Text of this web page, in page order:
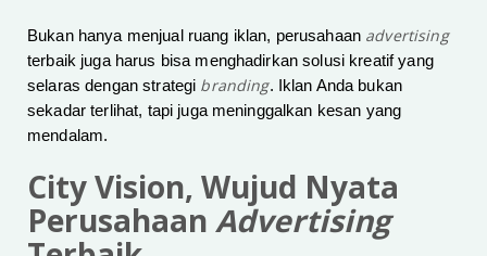
Bukan hanya menjual ruang iklan, perusahaan advertising
terbaik juga harus bisa menghadirkan solusi kreatif yang
selaras dengan strategi branding. Iklan Anda bukan
sekadar terlihat, tapi juga meninggalkan kesan yang
mendalam.
City Vision, Wujud Nyata
Perusahaan Advertising